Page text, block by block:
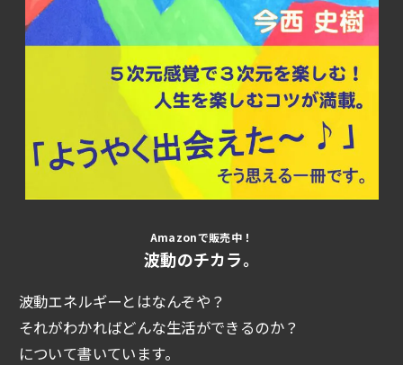
Amazonで販売中！
波動のチカラ。
波動エネルギーとはなんぞや？
それがわかればどんな生活ができるのか？
について書いています。